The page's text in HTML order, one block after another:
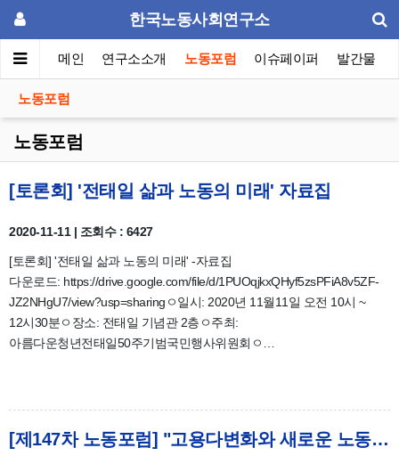
한국노동사회연구소
메인 연구소소개 노동포럼 이슈페이퍼 발간물
노동포럼
노동포럼
[토론회] '전태일 삶과 노동의 미래' 자료집
2020-11-11 | 조회수 : 6427
[토론회] '전태일 삶과 노동의 미래' -자료집
다운로드: https://drive.google.com/file/d/1PUOqjkxQHyf5zsPFiA8v5ZF-
JZ2NHgU7/view?usp=sharingㅇ일시: 2020년 11월11일 오전 10시 ~
12시30분ㅇ장소: 전태일 기념관 2층ㅇ주최:
아름다운청년전태일50주기범국민행사위원회ㅇ…
[제147차 노동포럼] "고용다변화와 새로운 노동의 출현" 후기